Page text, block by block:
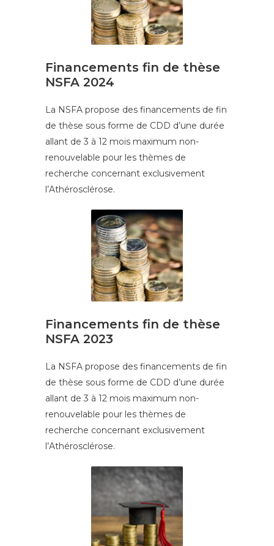
Financements fin de thèse
NSFA 2024
La NSFA propose des financements de fin
de thèse sous forme de CDD d’une durée
allant de 3 à 12 mois maximum non-
renouvelable pour les thèmes de
recherche concernant exclusivement
l’Athérosclérose.
Financements fin de thèse
NSFA 2023
La NSFA propose des financements de fin
de thèse sous forme de CDD d’une durée
allant de 3 à 12 mois maximum non-
renouvelable pour les thèmes de
recherche concernant exclusivement
l’Athérosclérose.